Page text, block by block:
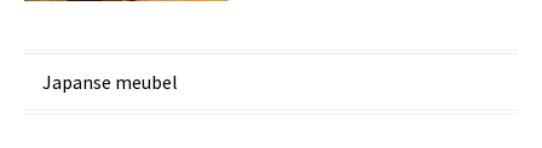
Bericht
Japanse meubel